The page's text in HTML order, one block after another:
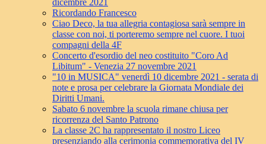
dicembre 2021
Ricordando Francesco
Ciao Deco, la tua allegria contagiosa sarà sempre in
classe con noi, ti porteremo sempre nel cuore. I tuoi
compagni della 4F
Concerto d'esordio del neo costituito "Coro Ad
Libitum" - Venezia 27 novembre 2021
"10 in MUSICA" venerdì 10 dicembre 2021 - serata di
note e prosa per celebrare la Giornata Mondiale dei
Diritti Umani.
Sabato 6 novembre la scuola rimane chiusa per
ricorrenza del Santo Patrono
La classe 2C ha rappresentato il nostro Liceo
presenziando alla cerimonia commemorativa del IV